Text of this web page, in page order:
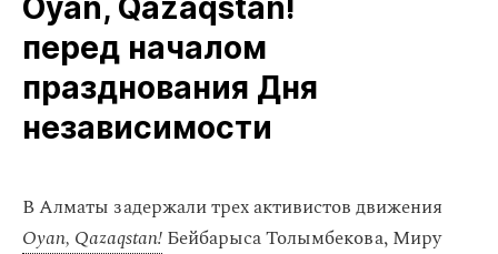
Oyan, Qazaqstan!
перед началом
празднования Дня
независимости
В Алматы задержали трех активистов движения
Oyan, Qazaqstan!Бейбарыса Толымбекова, Миру